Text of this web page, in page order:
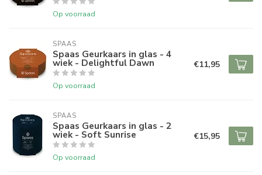
Op voorraad
SPAAS
Spaas Geurkaars in glas - 4
wiek - Delightful Dawn
Op voorraad
€11,95
SPAAS
Spaas Geurkaars in glas - 2
wiek - Soft Sunrise
Op voorraad
€15,95